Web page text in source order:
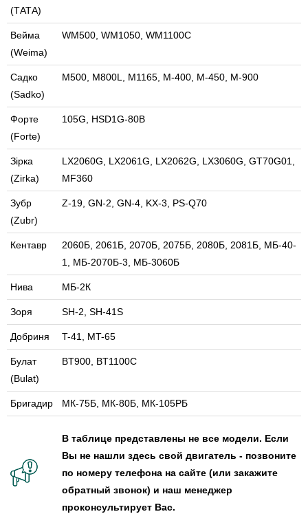
(ТАТА)
Вейма
(Weima)
WM500, WM1050, WM1100C
Садко
(Sadko)
M500, M800L, M1165, M-400, M-450, M-900
Форте
(Forte)
105G, HSD1G-80B
Зірка
(Zirka)
LX2060G, LX2061G, LX2062G, LX3060G, GT70G01,
MF360
Зубр
(Zubr)
Z-19, GN-2, GN-4, KX-3, PS-Q70
Кентавр
2060Б, 2061Б, 2070Б, 2075Б, 2080Б, 2081Б, МБ-40-
1, МБ-2070Б-3, МБ-3060Б
Нива МБ-2К
Зоря SH-2, SH-41S
Добриня T-41, MT-65
Булат
(Bulat)
BT900, BT1100C
Бригадир МК-75Б, МК-80Б, МК-105РБ
В таблице представлены не все модели. Если
Вы не нашли здесь свой двигатель - позвоните
по номеру телефона на сайте (или закажите
обратный звонок) и наш менеджер
проконсультирует Вас.